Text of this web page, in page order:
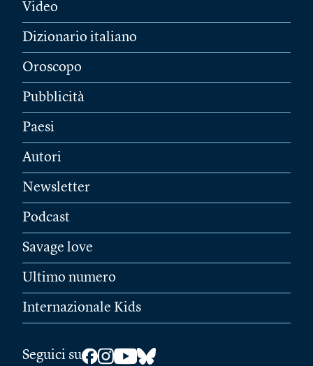
Video
Dizionario italiano
Oroscopo
Pubblicità
Paesi
Autori
Newsletter
Podcast
Savage love
Ultimo numero
Internazionale Kids
Seguici su